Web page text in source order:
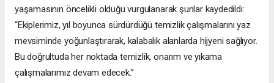
yaşamasının öncelikli olduğu vurgulanarak şunlar kaydedildi:
“Ekiplerimiz, yıl boyunca sürdürdüğü temizlik çalışmalarını yaz
mevsiminde yoğunlaştırarak, kalabalık alanlarda hijyeni sağlıyor.
Bu doğrultuda her noktada temizlik, onarım ve yıkama
çalışmalarımız devam edecek.”